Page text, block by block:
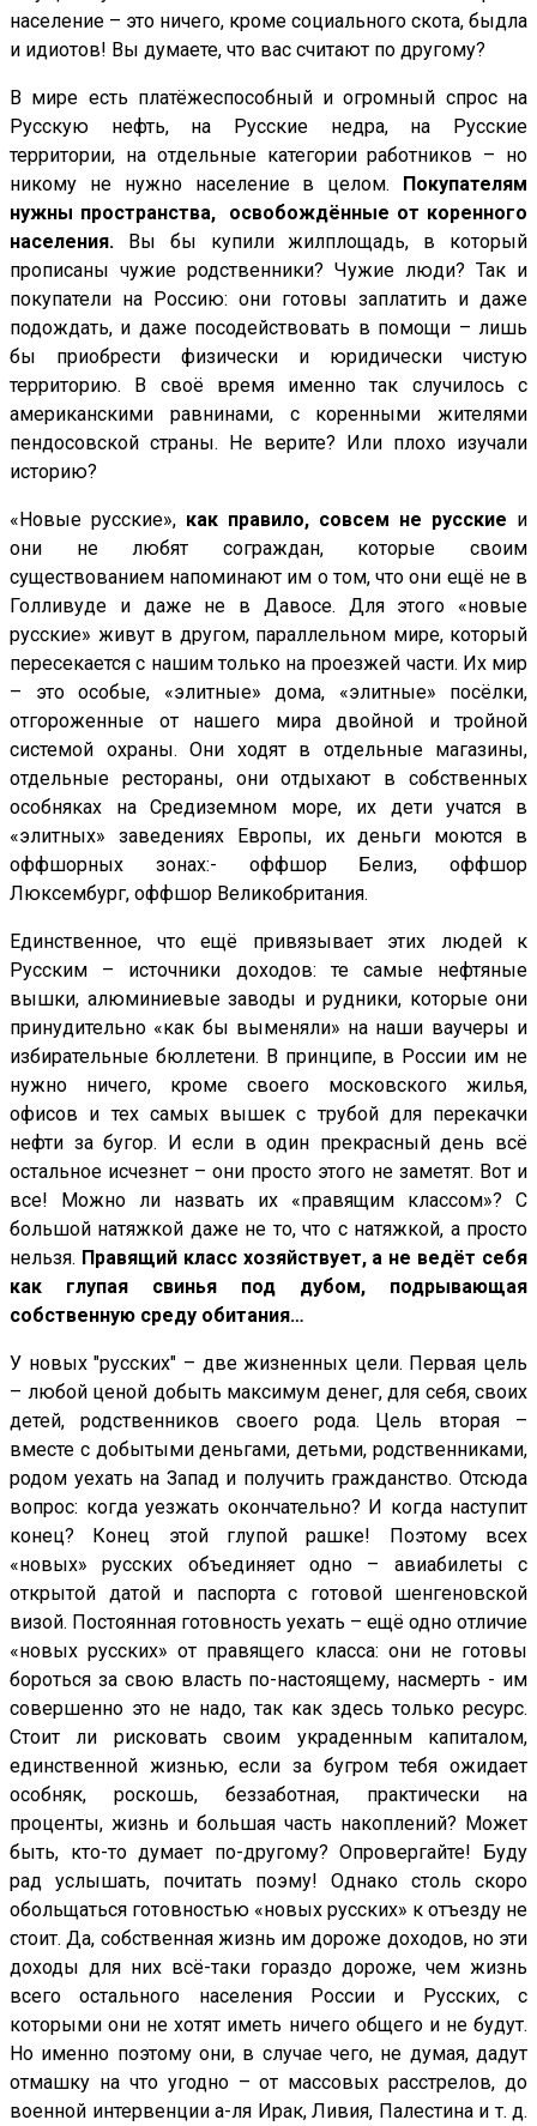
население – это ничего, кроме социального скота, быдла
и идиотов! Вы думаете, что вас считают по другому?
В мире есть платёжеспособный и огромный спрос на
Русскую нефть, на Русские недра, на Русские
территории, на отдельные категории работников – но
никому не нужно население в целом.
Покупателям
нужны пространства, освобождённые от коренного
населения. Вы бы купили жилплощадь, в который
прописаны чужие родственники? Чужие люди? Так и
покупатели на Россию: они готовы заплатить и даже
подождать, и даже посодействовать в помощи – лишь
бы приобрести физически и юридически чистую
территорию. В своё время именно так случилось с
американскими равнинами, с коренными жителями
пендосовской страны. Не верите? Или плохо изучали
историю?
«Новые русские», как правило, совсем не русские и
они не любят сограждан, которые своим
существованием напоминают им о том, что они ещё не в
Голливуде и даже не в Давосе. Для этого «новые
русские» живут в другом, параллельном мире, который
пересекается с нашим только на проезжей части. Их мир
– это особые, «элитные» дома, «элитные» посёлки,
отгороженные от нашего мира двойной и тройной
системой охраны. Они ходят в отдельные магазины,
отдельные рестораны, они отдыхают в собственных
особняках на Средиземном море, их дети учатся в
«элитных» заведениях Европы, их деньги моются в
оффшорных зонах:- оффшор Белиз, оффшор
Люксембург, оффшор Великобритания.
Единственное, что ещё привязывает этих людей к
Русским – источники доходов: те самые нефтяные
вышки, алюминиевые заводы и рудники, которые они
принудительно «как бы выменяли» на наши ваучеры и
избирательные бюллетени. В принципе, в России им не
нужно ничего, кроме своего московского жилья,
офисов и тех самых вышек с трубой для перекачки
нефти за бугор. И если в один прекрасный день всё
остальное исчезнет – они просто этого не заметят. Вот и
все! Можно ли назвать их «правящим классом»? С
большой натяжкой даже не то, что с натяжкой, а просто
нельзя. Правящий класс хозяйствует, а не ведёт себя
как глупая свинья под дубом, подрывающая
собственную среду обитания…
У новых "русских" – две жизненных цели. Первая цель
– любой ценой добыть максимум денег, для себя, своих
детей, родственников своего рода. Цель вторая –
вместе с добытыми деньгами, детьми, родственниками,
родом уехать на Запад и получить гражданство. Отсюда
вопрос: когда уезжать окончательно? И когда наступит
конец? Конец этой глупой рашке! Поэтому всех
«новых» русских объединяет одно – авиабилеты с
открытой датой и паспорта с готовой шенгеновской
визой. Постоянная готовность уехать – ещё одно отличие
«новых русских» от правящего класса: они не готовы
бороться за свою власть по-настоящему, насмерть - им
совершенно это не надо, так как здесь только ресурс.
Стоит ли рисковать своим украденным капиталом,
единственной жизнью, если за бугром тебя ожидает
особняк, роскошь, беззаботная, практически на
проценты, жизнь и большая часть накоплений? Может
быть, кто-то думает по-другому? Опровергайте! Буду
рад услышать, почитать поэму! Однако столь скоро
обольщаться готовностью «новых русских» к отъезду не
стоит. Да, собственная жизнь им дороже доходов, но эти
доходы для них всё-таки гораздо дороже, чем жизнь
всего остального населения России и Русских, с
которыми они не хотят иметь ничего общего и не будут.
Но именно поэтому они, в случае чего, не думая, дадут
отмашку на что угодно – от массовых расстрелов, до
военной интервенции а-ля Ирак, Ливия, Палестина и т. д.